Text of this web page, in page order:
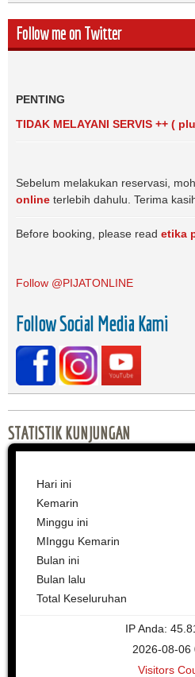
Follow me on Twitter
PENTING
TIDAK MELAYANI SERVIS ++ (
Sebelum melakukan reservasi,
online terlebih dahulu. Terima
Before booking, please read etika
Follow @PIJATONLINE
Follow Social Media Kami
STATISTIK KUNJUNGAN
Hari ini
Kemarin
Minggu ini
MInggu Kemarin
Bulan ini
Bulan lalu
Total Keseluruhan
IP Anda:
2026-08-06
Visitors